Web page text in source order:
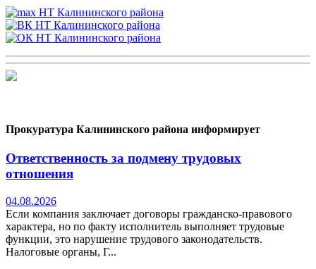
Прокуратура Калининского района информирует
Ответственность за подмену трудовых
отношения
04.08.2026
Если компания заключает договоры гражданско-правового
характера, но по факту исполнитель выполняет трудовые
функции, это нарушение трудового законодательств.
Налоговые органы, Г...